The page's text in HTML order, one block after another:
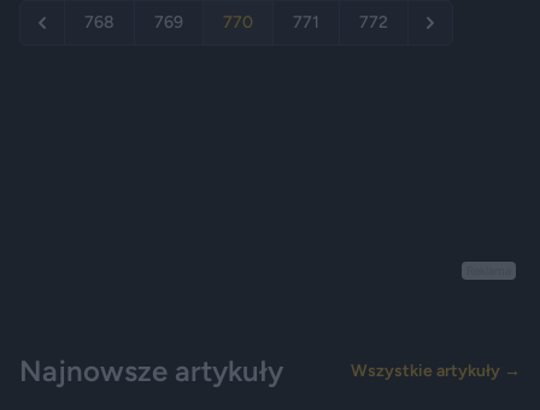
768 769 770 771 772
Najnowsze artykuły Wszystkie artykuły →